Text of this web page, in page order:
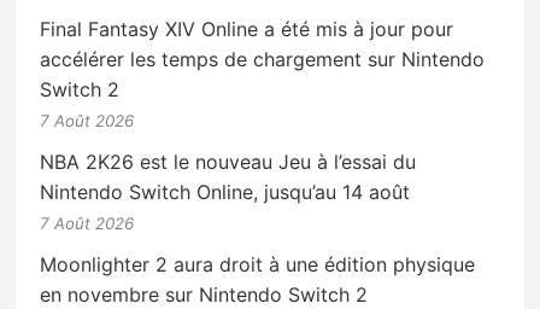
Final Fantasy XIV Online a été mis à jour pour
accélérer les temps de chargement sur Nintendo
Switch 2
7 Août 2026
NBA 2K26 est le nouveau Jeu à l’essai du
Nintendo Switch Online, jusqu’au 14 août
7 Août 2026
Moonlighter 2 aura droit à une édition physique
en novembre sur Nintendo Switch 2